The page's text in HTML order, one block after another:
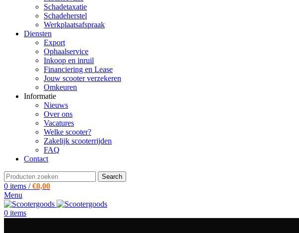
Schadetaxatie
Schadeherstel
Werkplaatsafspraak
Diensten
Export
Ophaalservice
Inkoop en inruil
Financiering en Lease
Jouw scooter verzekeren
Omkeuren
Informatie
Nieuws
Over ons
Vacatures
Welke scooter?
Zakelijk scooterrijden
FAQ
Contact
Search
0 items / €0,00
Menu
0 items